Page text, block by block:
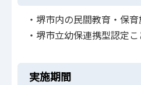
・堺市内の民間教育・保
・堺市立幼保連携型認定
実施期間